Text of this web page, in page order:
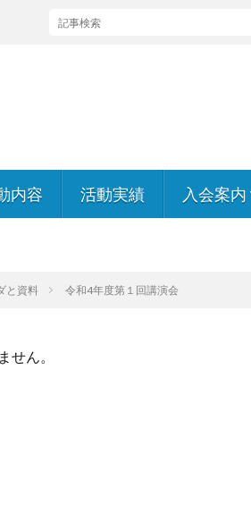
内容 活動実績 入会案内
と資料 令和4年度第１回講演会
せん。